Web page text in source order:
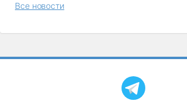
Все новости